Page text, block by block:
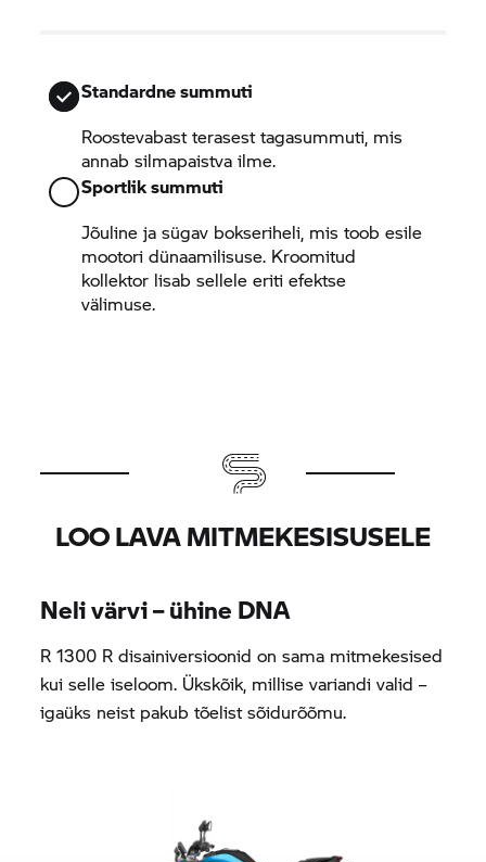
Standardne summuti
Roostevabast terasest tagasummuti, mis
annab silmapaistva ilme.
Sportlik summuti
Jõuline ja sügav bokseriheli, mis toob esile
mootori dünaamilisuse. Kroomitud
kollektor lisab sellele eriti efektse
välimuse.
LOO LAVA MITMEKESISUSELE
Neli värvi – ühine DNA
R 1300 R disainiversioonid on sama mitmekesised
kui selle iseloom. Ükskõik, millise variandi valid –
igaüks neist pakub tõelist sõidurõõmu.